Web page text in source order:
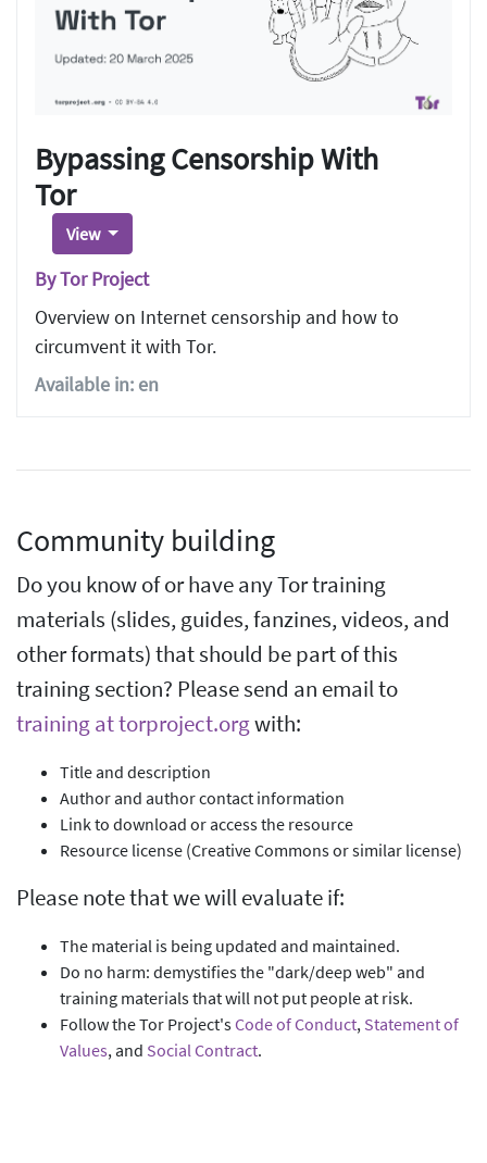
Bypassing Censorship With
Tor
View
By Tor Project
Overview on Internet censorship and how to
circumvent it with Tor.
Available in: en
Community building
Do you know of or have any Tor training
materials (slides, guides, fanzines, videos, and
other formats) that should be part of this
training section? Please send an email to
training at torproject.orgwith:
Title and description
Author and author contact information
Link to download or access the resource
Resource license (Creative Commons or similar license)
Please note that we will evaluate if:
The material is being updated and maintained.
Do no harm: demystifies the "dark/deep web" and
training materials that will not put people at risk.
Follow the Tor Project'sCode of Conduct, Statement of
Values, and Social Contract.